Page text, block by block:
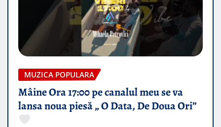
MUZICA POPULARA
Mâine Ora 17:00 pe canalul meu se va
lansa noua piesă „ O Data, De Doua Ori”